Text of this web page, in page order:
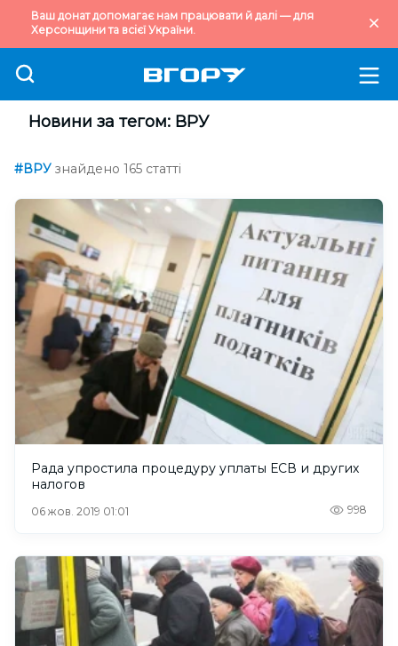
Ваш донат допомагає нам працювати й далі — для
Херсонщини та всієї України.
Новини за тегом: ВРУ
#ВРУ знайдено 165 статті
Рада упростила процедуру уплаты ЕСВ и других
налогов
06 жов. 2019 01:01 998